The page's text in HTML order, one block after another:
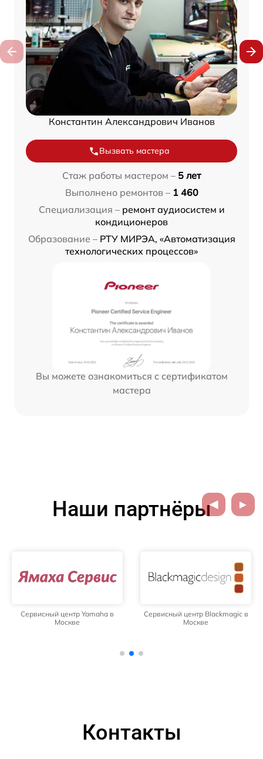
Константин Александрович Иванов
Вызвать мастера
Стаж работы мастером – 5 лет
Выполнено ремонтов – 1 460
Специализация – ремонт аудиосистем и
кондиционеров
Образование – РТУ МИРЭА, «Автоматизация
технологических процессов»
Вы можете ознакомиться с сертификатом
мастера
Наши партнёры
Сервисный центр Yamaha в
Москве
Сервисный центр Blackmagic в
Москве
Контакты